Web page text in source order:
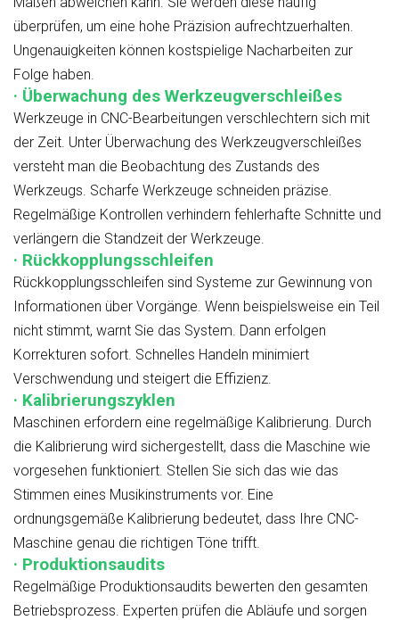
überprüfen, um eine hohe Präzision aufrechtzuerhalten.
Ungenauigkeiten können kostspielige Nacharbeiten zur
Folge haben.
· Überwachung des Werkzeugverschleißes
Werkzeuge in CNC-Bearbeitungen verschlechtern sich mit
der Zeit. Unter Überwachung des Werkzeugverschleißes
versteht man die Beobachtung des Zustands des
Werkzeugs. Scharfe Werkzeuge schneiden präzise.
Regelmäßige Kontrollen verhindern fehlerhafte Schnitte und
verlängern die Standzeit der Werkzeuge.
· Rückkopplungsschleifen
Rückkopplungsschleifen sind Systeme zur Gewinnung von
Informationen über Vorgänge. Wenn beispielsweise ein Teil
nicht stimmt, warnt Sie das System. Dann erfolgen
Korrekturen sofort. Schnelles Handeln minimiert
Verschwendung und steigert die Effizienz.
· Kalibrierungszyklen
Maschinen erfordern eine regelmäßige Kalibrierung. Durch
die Kalibrierung wird sichergestellt, dass die Maschine wie
vorgesehen funktioniert. Stellen Sie sich das wie das
Stimmen eines Musikinstruments vor. Eine
ordnungsgemäße Kalibrierung bedeutet, dass Ihre CNC-
Maschine genau die richtigen Töne trifft.
· Produktionsaudits
Regelmäßige Produktionsaudits bewerten den gesamten
Betriebsprozess. Experten prüfen die Abläufe und sorgen